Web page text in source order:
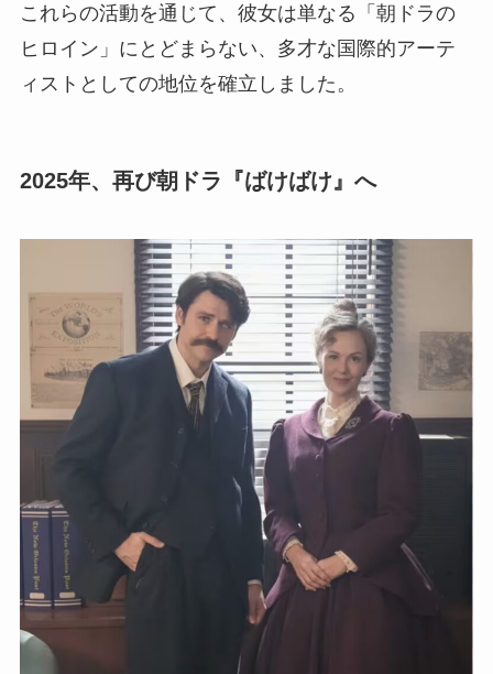
これらの活動を通じて、彼女は単なる「朝ドラの
ヒロイン」にとどまらない、多才な国際的アーテ
ィストとしての地位を確立しました。
2025年、再び朝ドラ『ばけばけ』へ